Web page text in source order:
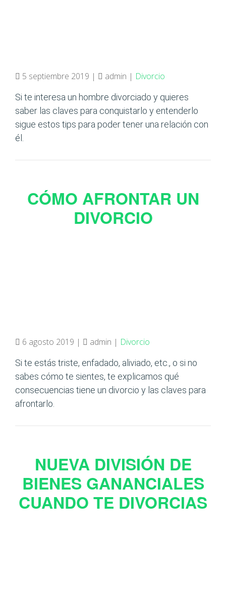
5 septiembre 2019 | admin | Divorcio
Si te interesa un hombre divorciado y quieres
saber las claves para conquistarlo y entenderlo
sigue estos tips para poder tener una relación con
él.
CÓMO AFRONTAR UN
DIVORCIO
6 agosto 2019 | admin | Divorcio
Si te estás triste, enfadado, aliviado, etc., o si no
sabes cómo te sientes, te explicamos qué
consecuencias tiene un divorcio y las claves para
afrontarlo.
NUEVA DIVISIÓN DE
BIENES GANANCIALES
CUANDO TE DIVORCIAS